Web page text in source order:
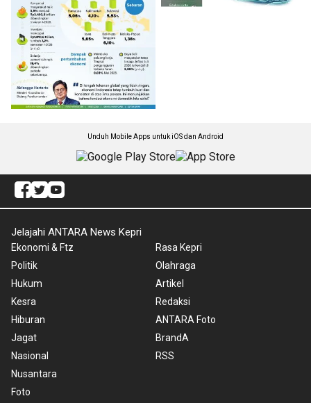
Unduh Mobile Apps untuk iOS dan Android
Jelajahi ANTARA News Kepri
Ekonomi & Ftz
Politik
Hukum
Kesra
Hiburan
Jagat
Nasional
Nusantara
Foto
Rasa Kepri
Olahraga
Artikel
Redaksi
ANTARA Foto
BrandA
RSS